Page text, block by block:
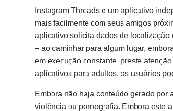
Instagram Threads é um aplicativo
mais facilmente com seus amigos
aplicativo solicita dados de localização
– ao caminhar para algum lugar,
em execução constante, preste
aplicativos para adultos, os usuários
Embora não haja conteúdo gerado por
violência ou pornografia. Embora este